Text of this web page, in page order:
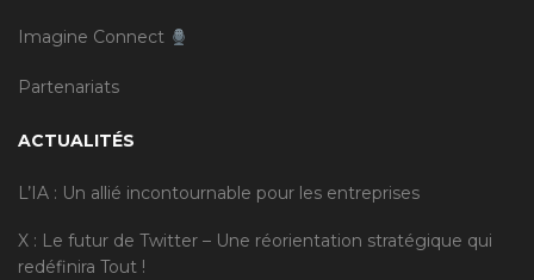
Imagine Connect
Partenariats
ACTUALITÉS
L’IA : Un allié incontournable pour les entreprises
X : Le futur de Twitter – Une réorientation stratégique qui
redéfinira Tout !